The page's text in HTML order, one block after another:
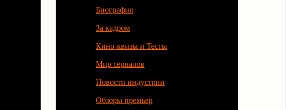
Биография
За кадром
Кино-квизы и Тесты
Мир сериалов
Новости индустрии
Обзоры премьер